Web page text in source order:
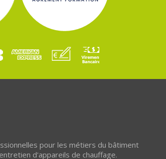
pour les métiers du bâtiment
d'appareils de chauffage.